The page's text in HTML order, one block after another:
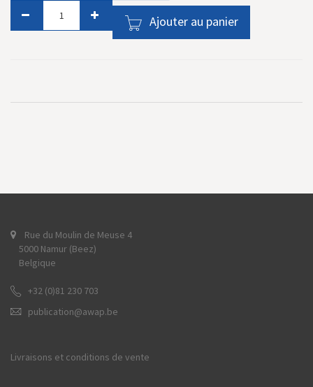
Ajouter au panier
Rue du Moulin de Meuse 4
5000 Namur (Beez)
Belgique
+32 (0)81 230 703
publication@awap.be
Livraisons et conditions de vente